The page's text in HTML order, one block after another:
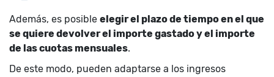
Además, es posible elegir el plazo de tiempo en el que
se quiere devolver el importe gastado y el importe
de las cuotas mensuales.
De este modo, pueden adaptarse a los ingresos